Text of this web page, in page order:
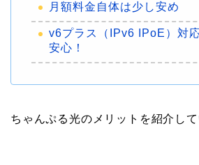
月額料金自体は少し安め
v6プラス（IPv6 IPoE）対
安心！
ちゃんぷる光のメリットを紹介して